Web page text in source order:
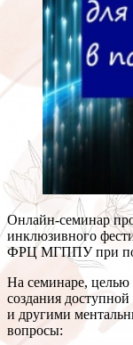
Онлайн-семинар
инклюзивного
ФРЦ МГППУ при
На семинаре, целью
создания
и другими
вопросы: